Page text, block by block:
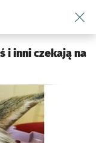
Środowisko we
i inni czekają na